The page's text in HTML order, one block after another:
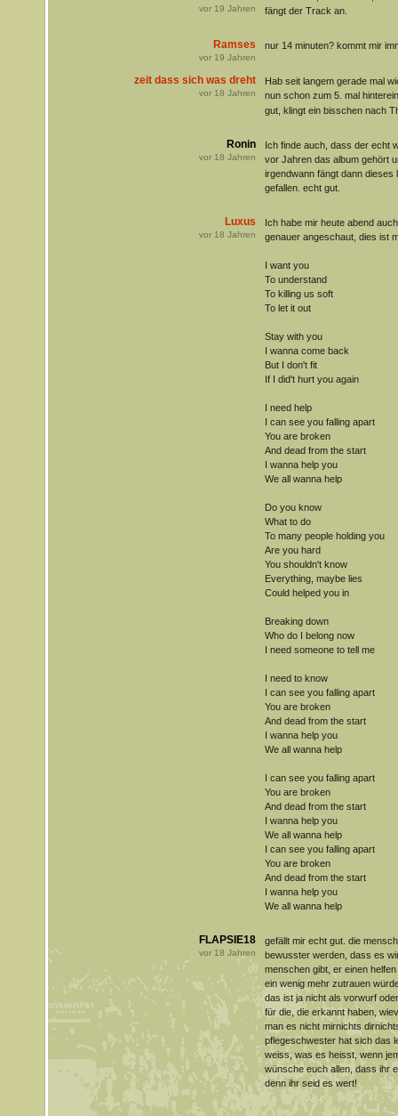
vor 19 Jahren
fängt der Track an.
Ramses
vor 19 Jahren
nur 14 minuten? kommt mir
zeit dass sich was dreht
vor 18 Jahren
Hab seit langem gerade mal
nun schon zum 5. mal
gut, klingt ein bisschen nach
Ronin
vor 18 Jahren
Ich finde auch, dass der echt
vor Jahren das album gehört
irgendwann fängt dann dieses
gefallen. echt gut.
Luxus
vor 18 Jahren
Ich habe mir heute abend
genauer angeschaut, dies ist
I want you
To understand
To killing us soft
To let it out
Stay with you
I wanna come back
But I don't fit
If I did't hurt you again
I need help
I can see you falling apart
You are broken
And dead from the start
I wanna help you
We all wanna help
Do you know
What to do
To many people holding you
Are you hard
You shouldn't know
Everything, maybe lies
Could helped you in
Breaking down
Who do I belong now
I need someone to tell me
I need to know
I can see you falling apart
You are broken
And dead from the start
I wanna help you
We all wanna help
I can see you falling apart
You are broken
And dead from the start
I wanna help you
We all wanna help
I can see you falling apart
You are broken
And dead from the start
I wanna help you
We all wanna help
FLAPSIE18
vor 18 Jahren
gefällt mir echt gut. die
bewusster werden, dass es
menschen gibt, er einen
ein wenig mehr zutrauen
das ist ja nicht als vorwurf
für die, die erkannt haben,
man es nicht mirnichts
pflegeschwester hat sich das
weiss, was es heisst, wenn
wünsche euch allen, dass ihr
denn ihr seid es wert!